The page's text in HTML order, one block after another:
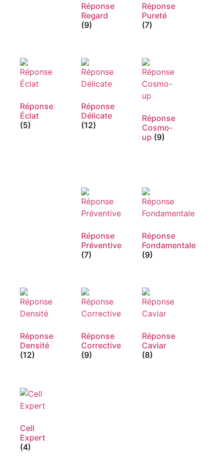
Réponse
Regard
(9)
Réponse
Pureté
(7)
Réponse
Éclat
(5)
Réponse
Délicate
(12)
Réponse
Cosmo-
up (9)
Réponse
Préventive
(7)
Réponse
Fondamentale
(9)
Réponse
Densité
(12)
Réponse
Corrective
(9)
Réponse
Caviar
(8)
Cell
Expert
(4)